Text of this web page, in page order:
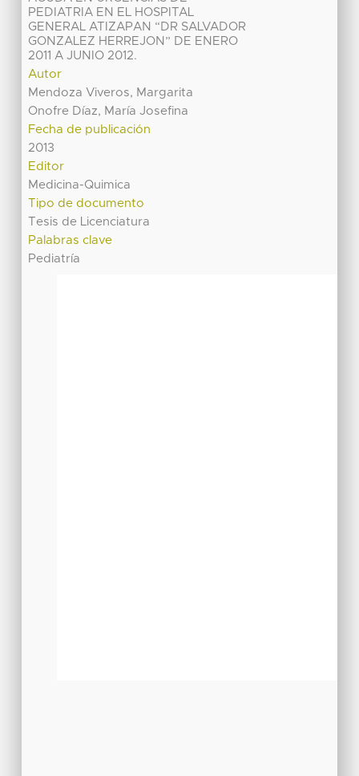
PEDIATRIA EN EL HOSPITAL
GENERAL ATIZAPAN “DR SALVADOR
GONZALEZ HERREJON” DE ENERO
2011 A JUNIO 2012.
Autor
Mendoza Viveros, Margarita
Onofre Díaz, María Josefina
Fecha de publicación
2013
Editor
Medicina-Quimica
Tipo de documento
Tesis de Licenciatura
Palabras clave
Pediatría